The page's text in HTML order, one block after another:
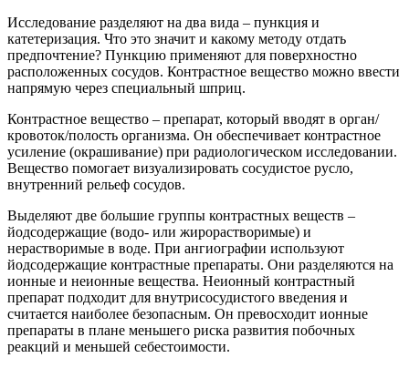
Исследование разделяют на два вида – пункция и
катетеризация. Что это значит и какому методу отдать
предпочтение? Пункцию применяют для поверхностно
расположенных сосудов. Контрастное вещество можно ввести
напрямую через специальный шприц.
Контрастное вещество – препарат, который вводят в орган/
кровоток/полость организма. Он обеспечивает контрастное
усиление (окрашивание) при радиологическом исследовании.
Вещество помогает визуализировать сосудистое русло,
внутренний рельеф сосудов.
Выделяют две большие группы контрастных веществ –
йодсодержащие (водо- или жирорастворимые) и
нерастворимые в воде. При ангиографии используют
йодсодержащие контрастные препараты. Они разделяются на
ионные и неионные вещества. Неионный контрастный
препарат подходит для внутрисосудистого введения и
считается наиболее безопасным. Он превосходит ионные
препараты в плане меньшего риска развития побочных
реакций и меньшей себестоимости.